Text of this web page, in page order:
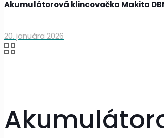
Akumulátorová klincovačka Makita
20. januára 2026